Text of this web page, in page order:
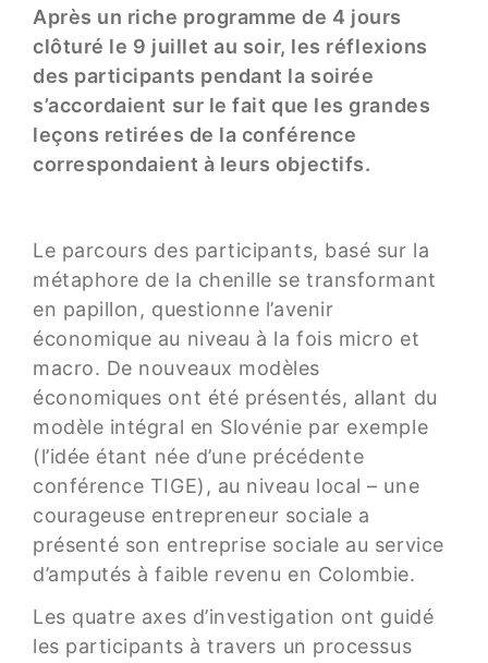
Après un riche programme de 4 jours
clôturé le 9 juillet au soir, les réflexions
des participants pendant la soirée
s’accordaient sur le fait que les grandes
leçons retirées de la conférence
correspondaient à leurs objectifs.
Le parcours des participants, basé sur la
métaphore de la chenille se transformant
en papillon, questionne l’avenir
économique au niveau à la fois micro et
macro. De nouveaux modèles
économiques ont été présentés, allant du
modèle intégral en Slovénie par exemple
(l’idée étant née d’une précédente
conférence TIGE), au niveau local – une
courageuse entrepreneur sociale a
présenté son entreprise sociale au service
d’amputés à faible revenu en Colombie.
Les quatre axes d’investigation ont guidé
les participants à travers un processus